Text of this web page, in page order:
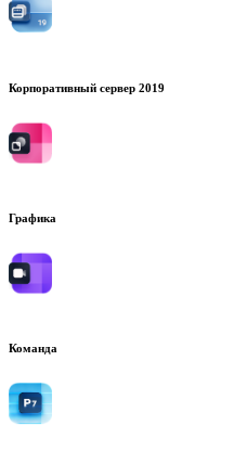
Корпоративный сервер 2019
Графика
Команда